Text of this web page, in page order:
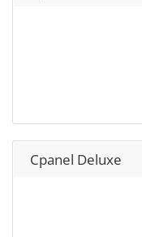
Cpanel Deluxe